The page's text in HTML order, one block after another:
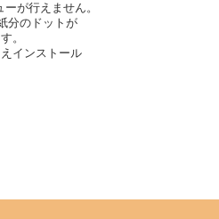
が行えません。
分のドットが
。
インストール